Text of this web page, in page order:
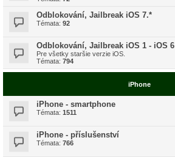
Odblokování, Jailbreak iOS 7.*
Témata: 92
Odblokování, Jailbreak iOS 1 - iOS 6
Pre všetky staršie verzie iOS.
Témata: 794
iPhone
iPhone - smartphone
Témata: 1511
iPhone - příslušenství
Témata: 766